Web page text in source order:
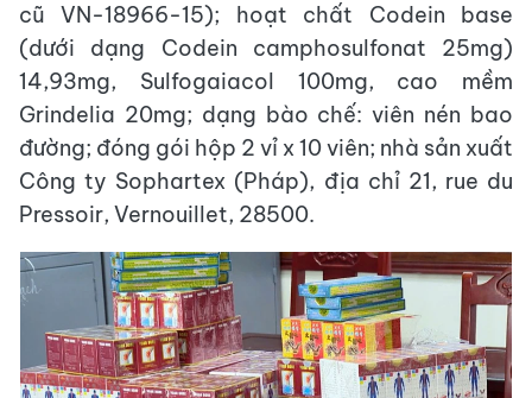
cũ VN-18966-15); hoạt chất Codein base
(dưới dạng Codein camphosulfonat 25mg)
14,93mg, Sulfogaiacol 100mg, cao mềm
Grindelia 20mg; dạng bào chế: viên nén bao
đường; đóng gói hộp 2 vỉ x 10 viên; nhà sản xuất
Công ty Sophartex (Pháp), địa chỉ 21, rue du
Pressoir, Vernouillet, 28500.